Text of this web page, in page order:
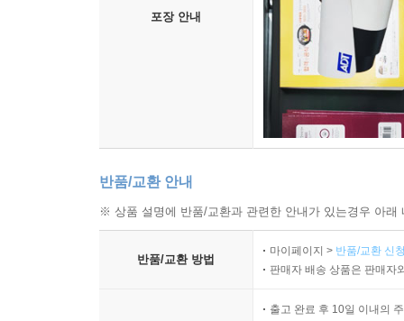
포장 안내
반품/교환 안내
※ 상품 설명에 반품/교환과 관련한 안내가 있는경우 아
반품/교환 방법
마이페이지 > 반품/교환 신
판매자 배송 상품은 판매자
출고 완료 후 10일 이내의